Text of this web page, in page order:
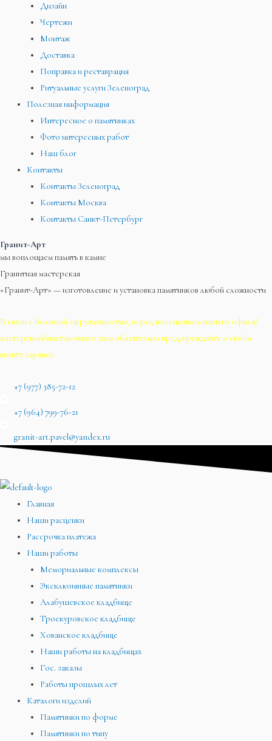
Дизайн
Чертежи
Монтаж
Доставка
Поправка и реставрация
Ритуальные услуги Зеленоград
Полезная информация
Интересное о памятниках
Фото интересных работ
Наш блог
Контакты
Контакты Зеленоград
Контакты Москва
Контакты Санкт-Петербург
Гранит-Арт
мы воплощаем память в камне
Гранитная мастерская
«Гранит-Арт» — изготовление и установка памятников любой сложности
В связи с большой загруженностью, перед посещением нашего офиса/
мастерской/выставочного зала обязательно предупреждайте о своём
визите заранее.
+7 (977) 385-72-12
+7 (964) 799-76-21
granit-art.pavel@yandex.ru
Главная
Наши расценки
Рассрочка платежа
Наши работы
Мемориальные комплексы
Эксклюзивные памятники
Алабушевское кладбище
Троекуровское кладбище
Хованское кладбище
Наши работы на кладбищах
Гос. заказы
Работы прошлых лет
Каталоги изделий
Памятники по форме
Памятники по типу